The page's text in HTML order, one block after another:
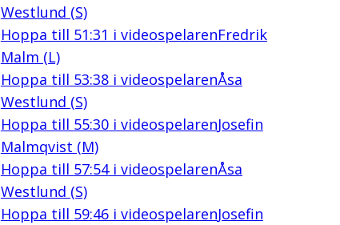
Westlund (S)
Hoppa till 51:31 i videospelarenFredrik
Malm (L)
Hoppa till 53:38i videospelarenÅsa
Westlund (S)
Hoppa till 55:30i videospelarenJosefin
Malmqvist (M)
Hoppa till 57:54i videospelarenÅsa
Westlund (S)
Hoppa till 59:46i videospelarenJosefin